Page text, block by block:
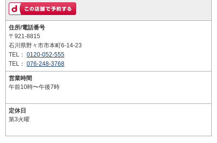
住所/電話番号
〒921-8815
石川県野々市市本町6-14-23
TEL： 0120-052-555
TEL： 076-248-3768
営業時間
午前10時〜午後7時
定休日
第3火曜